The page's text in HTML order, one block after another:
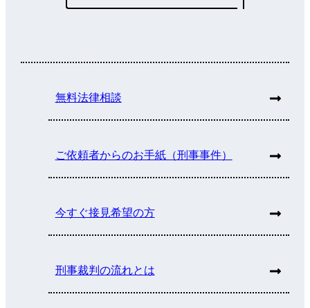
無料法律相談
ご依頼者からのお手紙（刑事事件）
今すぐ接見希望の方
刑事裁判の流れとは